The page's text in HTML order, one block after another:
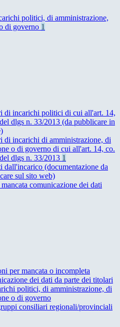
politici, di amministrazione,
di governo 1
di incarichi politici di cui all'art. 14,
dlgs n. 33/2013 (da pubblicare in
di incarichi di amministrazione, di
o di governo di cui all'art. 14, co.
dlgs n. 33/2013 1
dall'incarico (documentazione da
sul sito web)
comunicazione dei dati
per mancata o incompleta
dei dati da parte dei titolari
politici, di amministrazione, di
o di governo
consiliari regionali/provinciali